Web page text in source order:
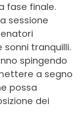
fase finale.
sessione
tranquilli.
spingendo
a segno
possa
dei